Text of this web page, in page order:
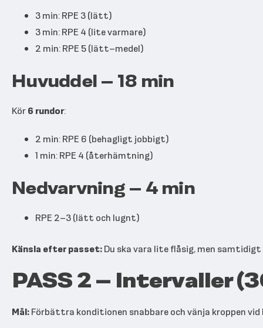
3 min: RPE 3 (lätt)
3 min: RPE 4 (lite varmare)
2 min: RPE 5 (lätt–medel)
Huvuddel – 18 min
Kör6 rundor:
2 min: RPE 6 (behagligt jobbigt)
1 min: RPE 4 (återhämtning)
Nedvarvning – 4 min
RPE 2–3 (lätt och lugnt)
Känsla efter passet:Du ska vara lite flåsig, men
PASS 2 – Intervaller
Mål:Förbättra konditionen snabbare och vänja kroppen vid